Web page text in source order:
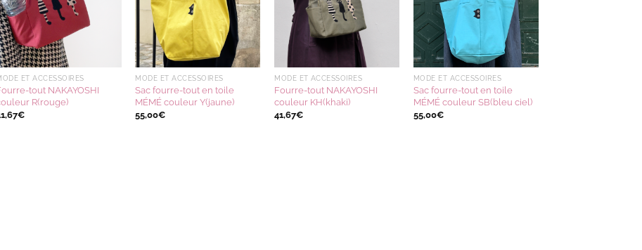
ET ACCESSOIRES
tout NAKAYOSHI
R(rouge)
€
MODE ET ACCESSOIRES
Sac fourre-tout en toile
MÉMÉ couleur Y(jaune)
55,00€
MODE ET ACCESSOIRES
Fourre-tout NAKAYOSHI
couleur KH(khaki)
41,67€
MODE ET ACCESSOIRES
Sac fourre-tout en toile
MÉMÉ couleur SB(bleu ciel)
55,00€